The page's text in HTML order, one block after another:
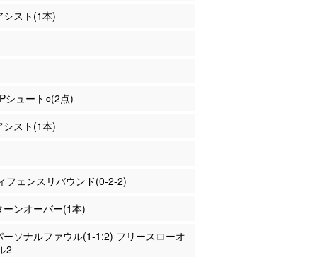
スト(1本)
シュート○(2点)
スト(1本)
フェンスリバウンド(0-2-2)
ンオーバー(1本)
ーソナルファウル(1-1:2) フリースローオ
2